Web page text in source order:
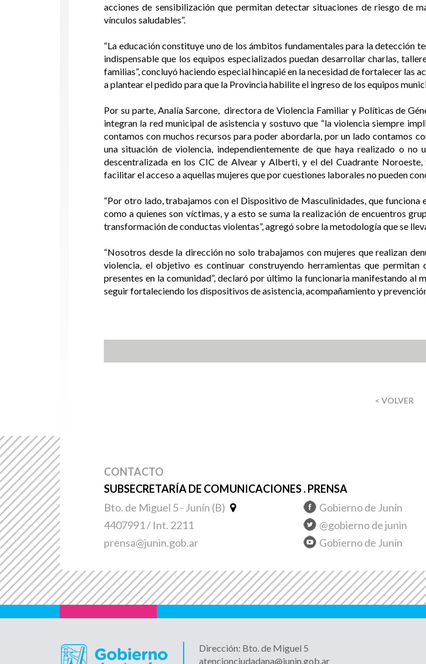
acciones de sensibilización que permitan detectar situaciones de riesgo de
vínculos saludables”.
“La educación constituye uno de los ámbitos fundamentales para la detección
indispensable que los equipos especializados puedan desarrollar charlas,
familias”, concluyó haciendo especial hincapié en la necesidad de fortalecer
a plantear el pedido para que la Provincia habilite el ingreso de los equipos
Por su parte, Analía Sarcone, directora de Violencia Familiar y Políticas de
integran la red municipal de asistencia y sostuvo que “la violencia siempre
contamos con muchos recursos para poder abordarla, por un lado contamos
una situación de violencia, independientemente de que haya realizado o
descentralizada en los CIC de Alvear y Alberti, y el del Cuadrante
facilitar el acceso a aquellas mujeres que por cuestiones laborales no pueden
“Por otro lado, trabajamos con el Dispositivo de Masculinidades, que
como a quienes son víctimas, y a esto se suma la realización de encuentros
transformación de conductas violentas”, agregó sobre la metodología que se
“Nosotros desde la dirección no solo trabajamos con mujeres que realizan
violencia, el objetivo es continuar construyendo herramientas que
presentes en la comunidad”, declaró por último la funcionaria manifestando
seguir fortaleciendo los dispositivos de asistencia, acompañamiento y
< VOLVER
CONTACTO
SUBSECRETARÍA DE COMUNICACIONES . PRENSA
Bto. de Miguel 5 - Junín (B)
4407991 / Int. 2211
prensa@junin.gob.ar
Gobierno de Junín
@gobierno de junin
Gobierno de Junín
Dirección: Bto. de Miguel 5
atencionciudadana@junin.gob.ar